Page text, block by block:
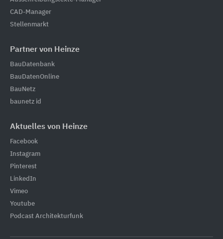
CAD-Manager
Stellenmarkt
Partner von Heinze
BauDatenbank
BauDatenOnline
BauNetz
baunetz id
Aktuelles von Heinze
Facebook
Instagram
Pinterest
LinkedIn
Vimeo
Youtube
Podcast Architekturfunk